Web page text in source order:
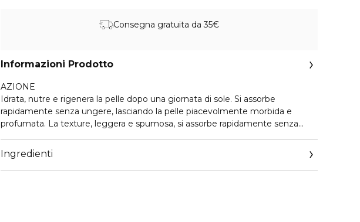
Consegna gratuita da 35€
Informazioni Prodotto
AZIONE
Idrata, nutre e rigenera la pelle dopo una giornata di sole. Si assorbe
rapidamente senza ungere, lasciando la pelle piacevolmente morbida e
profumata. La texture, leggera e spumosa, si assorbe rapidamente senza
efficace ma non ama le formule dense o troppo ricche. Queste regalano una
sensazione di freschezza immediata e sono perfette per la cura del corpo:
nutrono e idratano in profondità, si assorbono velocemente, senza ungere e
Ingredienti